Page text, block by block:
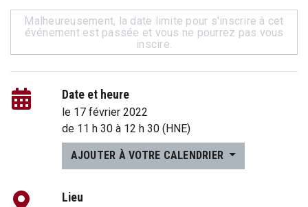
Malheureusement, la date limite pour s'inscrire à cet
événement est passée et vous ne pourrez pas vous
inscire.
Date et heure
le 17 février 2022
de 11 h 30à 12 h 30(HNE)
AJOUTER À VOTRE CALENDRIER
Lieu